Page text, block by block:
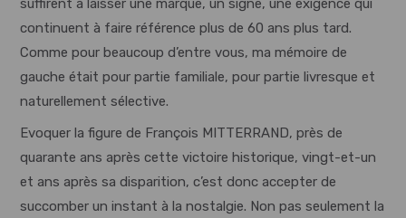
suffirent à laisser une marque, un signe, une exigence qui
continuent à faire référence plus de 60 ans plus tard.
Comme pour beaucoup d’entre vous, ma mémoire de
gauche était pour partie familiale, pour partie livresque et
naturellement sélective.
Evoquer la figure de François MITTERRAND, près de
quarante ans après cette victoire historique, vingt-et-un
et ans après sa disparition, c’est donc accepter de
succomber un instant à la nostalgie. Non pas seulement la